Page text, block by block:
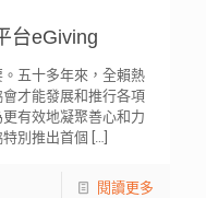
台eGiving
五十多年來，全賴熱
才能發展和推行各項
有效地凝聚善心和力
別推出首個 […]
閱讀更多